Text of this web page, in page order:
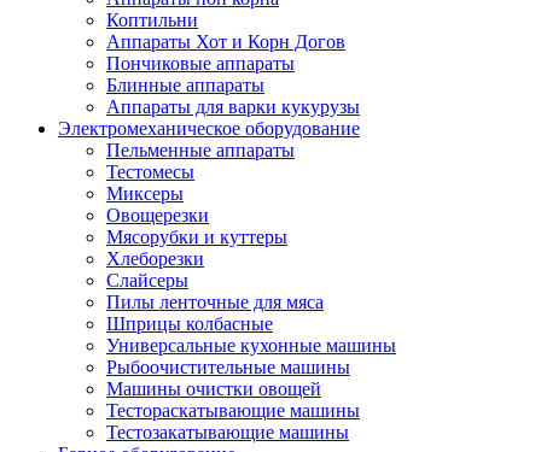
Коптильни
Аппараты Хот и Корн Догов
Пончиковые аппараты
Блинные аппараты
Аппараты для варки кукурузы
Электромеханическое оборудование
Пельменные аппараты
Тестомесы
Миксеры
Овощерезки
Мясорубки и куттеры
Хлеборезки
Слайсеры
Пилы ленточные для мяса
Шприцы колбасные
Универсальные кухонные машины
Рыбоочистительные машины
Машины очистки овощей
Тестораскатывающие машины
Тестозакатывающие машины